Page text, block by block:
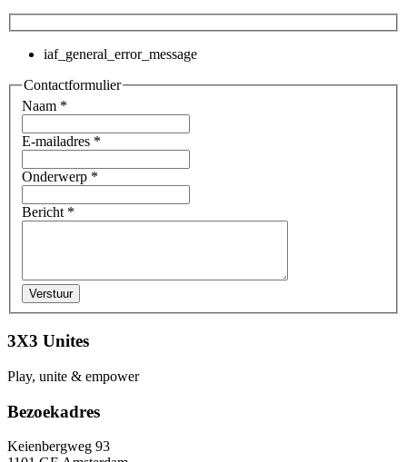
iaf_general_error_message
Contactformulier
Naam *
E-mailadres *
Onderwerp *
Bericht *
3X3 Unites
Play, unite & empower
Bezoekadres
Keienbergweg 93